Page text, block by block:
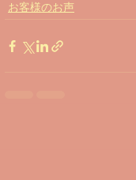
お客様のお声